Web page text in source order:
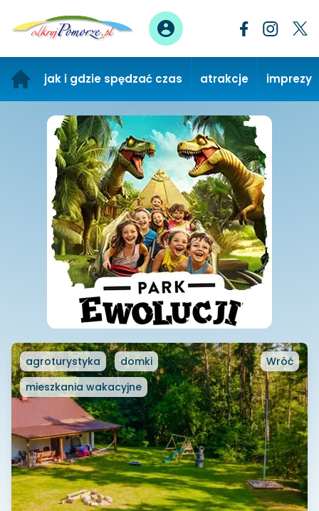
jak i gdzie spędzać czas atrakcje imprezy
agroturystyka
domki
mieszkania wakacyjne
Wróć